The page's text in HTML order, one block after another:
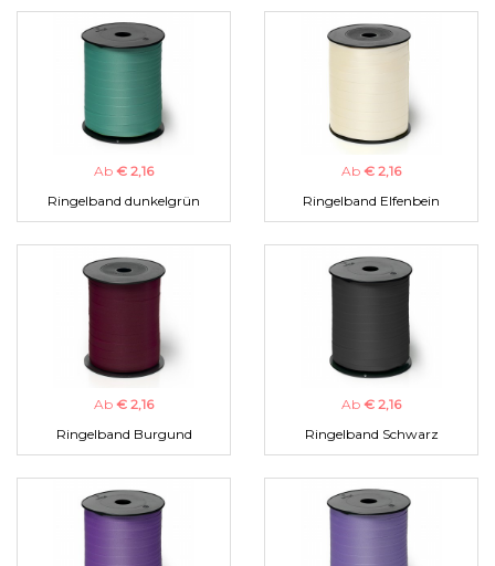
Ab € 2,16
Ringelband dunkelgrün
Ab € 2,16
Ringelband Elfenbein
Ab € 2,16
Ringelband Burgund
Ab € 2,16
Ringelband Schwarz